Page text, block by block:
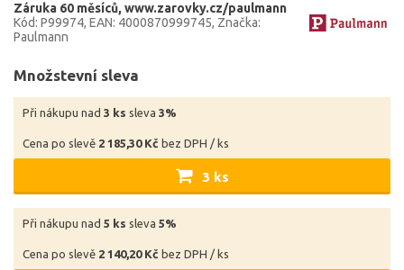
Záruka 60 měsíců www.zarovky.cz/paulmann
Kód: P99974 EAN: 4000870999745 Značka:
Paulmann
Množstevní sleva
Při nákupu nad 3 ks sleva 3%
Cena po slevě 2 185,30 Kč bez DPH / ks
3 ks
Při nákupu nad 5 ks sleva 5%
Cena po slevě 2 140,20 Kč bez DPH / ks